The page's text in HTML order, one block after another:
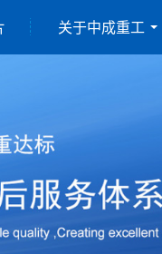
关于中成重工